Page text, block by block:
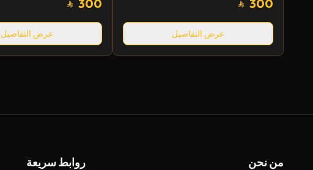
300
عرض التفاصيل
300
عرض التفاصيل
من نحن روابط سريعة